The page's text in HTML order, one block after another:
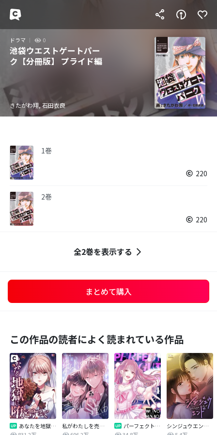
ドラマ 0
池袋ウエストゲートパー
ク【分冊版】 プライド編
きたがわ翔, 石田衣良
1巻
220
2巻
220
全2巻を表示する
まとめて購入
この作品の読者によく読まれている作品
あなたを地獄に堕とすまで
私がわたしを売る理由
パーフェクトグリッター
シンジュウエンド【タテヨミ】